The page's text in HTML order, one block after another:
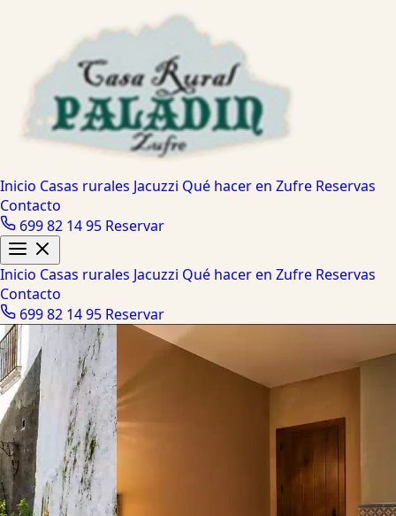
Inicio Casas rurales Jacuzzi Qué hacer en Zufre Reservas
Contacto
699 82 14 95 Reservar
Inicio Casas rurales Jacuzzi Qué hacer en Zufre Reservas
Contacto
699 82 14 95 Reservar